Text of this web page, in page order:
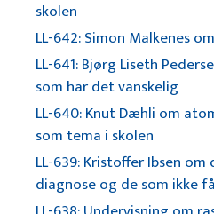
skolen
LL-642: Simon Malkenes
LL-641: Bjørg Liseth
som har det vanskelig
LL-640: Knut Dæhli om
som tema i skolen
LL-639: Kristoffer Ibsen
diagnose og de som ikke